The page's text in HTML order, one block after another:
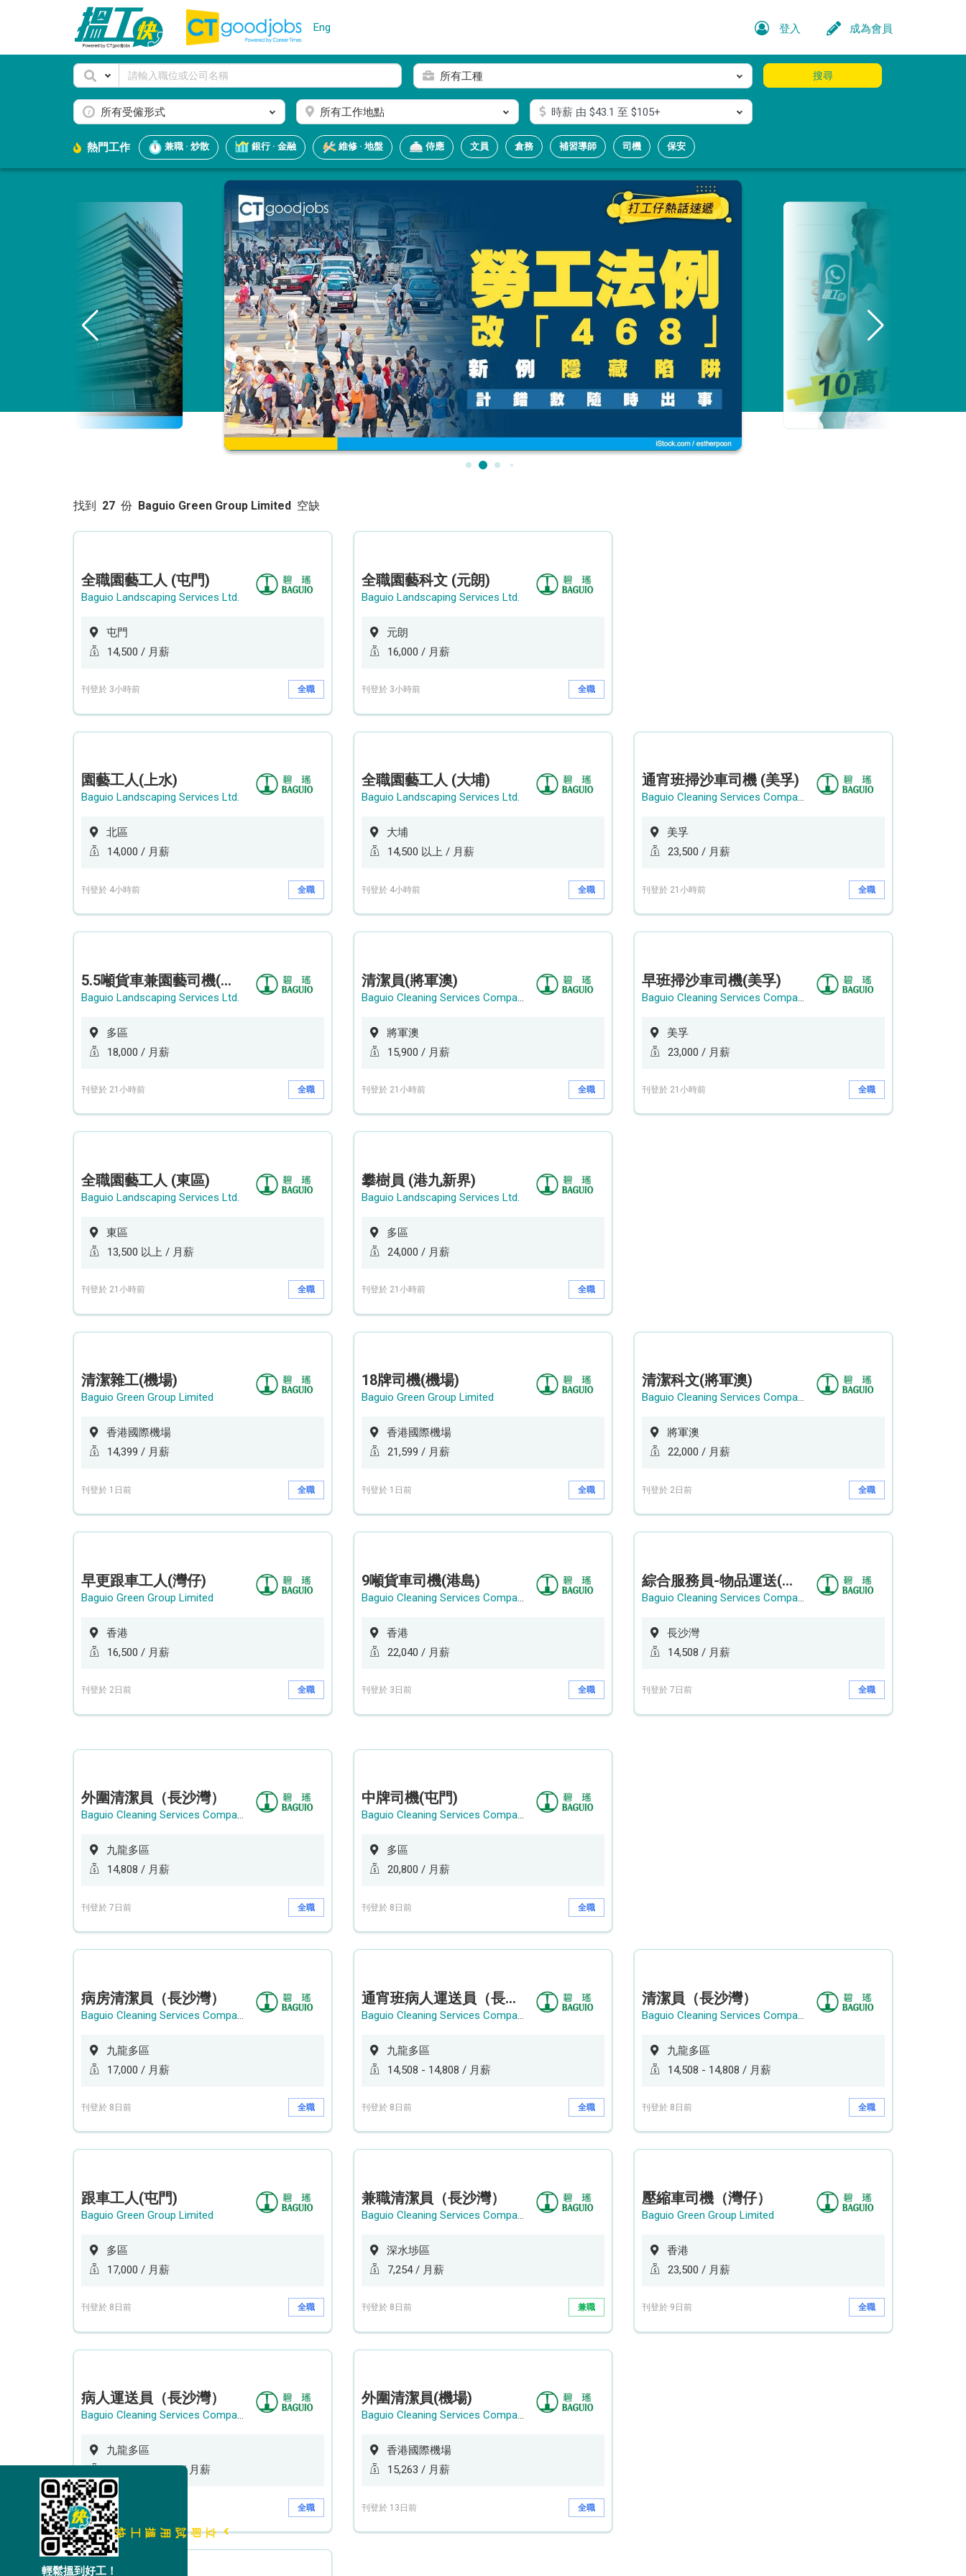
Eng 登入 成為會員
所有工種
所有受僱形式 所有工作地點 時薪由 $43.1 至 $105+
搜尋
熱門工作 兼職 · 炒散 銀行 · 金融 維修 · 地盤 侍應 文員 倉務 補習導師 司機 保安
找到 27 份 Baguio Green Group Limited 空缺
全職園藝工人 (屯門)
Baguio Landscaping Services Ltd.
屯門
14,500 / 月薪
刊登於 3小時前 全職
全職園藝科文 (元朗)
Baguio Landscaping Services Ltd.
元朗
16,000 / 月薪
刊登於 3小時前 全職
園藝工人(上水)
Baguio Landscaping Services Ltd.
北區
14,000 / 月薪
刊登於 4小時前 全職
全職園藝工人 (大埔)
Baguio Landscaping Services Ltd.
大埔
14,500 以上 / 月薪
刊登於 4小時前 全職
通宵班掃沙車司機 (美孚)
Baguio Cleaning Services Company Limited
美孚
23,500 / 月薪
刊登於 21小時前 全職
5.5噸貨車兼園藝司機(港九新界)
Baguio Landscaping Services Ltd.
多區
18,000 / 月薪
刊登於 21小時前 全職
清潔員(將軍澳)
Baguio Cleaning Services Company Limited
將軍澳
15,900 / 月薪
刊登於 21小時前 全職
早班掃沙車司機(美孚)
Baguio Cleaning Services Company Limited
美孚
23,000 / 月薪
刊登於 21小時前 全職
全職園藝工人 (東區)
Baguio Landscaping Services Ltd.
東區
13,500 以上 / 月薪
刊登於 21小時前 全職
攀樹員 (港九新界)
Baguio Landscaping Services Ltd.
多區
24,000 / 月薪
刊登於 21小時前 全職
清潔雜工(機場)
Baguio Green Group Limited
香港國際機場
14,399 / 月薪
刊登於 1日前 全職
18牌司機(機場)
Baguio Green Group Limited
香港國際機場
21,599 / 月薪
刊登於 1日前 全職
清潔科文(將軍澳)
Baguio Cleaning Services Company Limited
將軍澳
22,000 / 月薪
刊登於 2日前 全職
早更跟車工人(灣仔)
Baguio Green Group Limited
香港
16,500 / 月薪
刊登於 2日前 全職
9噸貨車司機(港島)
Baguio Cleaning Services Company Limited
香港
22,040 / 月薪
刊登於 3日前 全職
綜合服務員-物品運送(長沙灣)
Baguio Cleaning Services Company Limited
長沙灣
14,508 / 月薪
刊登於 7日前 全職
外圍清潔員（長沙灣）
Baguio Cleaning Services Company Limited
九龍多區
14,808 / 月薪
刊登於 7日前 全職
中牌司機(屯門)
Baguio Cleaning Services Company Limited
多區
20,800 / 月薪
刊登於 8日前 全職
病房清潔員（長沙灣）
Baguio Cleaning Services Company Limited
九龍多區
17,000 / 月薪
刊登於 8日前 全職
通宵班病人運送員（長沙灣）
Baguio Cleaning Services Company Limited
九龍多區
14,508 - 14,808 / 月薪
刊登於 8日前 全職
清潔員（長沙灣）
Baguio Cleaning Services Company Limited
九龍多區
14,508 - 14,808 / 月薪
刊登於 8日前 全職
跟車工人(屯門)
Baguio Green Group Limited
多區
17,000 / 月薪
刊登於 8日前 全職
兼職清潔員（長沙灣）
Baguio Cleaning Services Company Limited
深水埗區
7,254 / 月薪
刊登於 8日前 兼職
壓縮車司機（灣仔）
Baguio Green Group Limited
香港
23,500 / 月薪
刊登於 9日前 全職
病人運送員（長沙灣）
Baguio Cleaning Services Company Limited
九龍多區
14,508 - 14,808 / 月薪
刊登於 9日前 全職
外圍清潔員(機場)
Baguio Cleaning Services Company Limited
香港國際機場
15,263 / 月薪
刊登於 13日前 全職
輕鬆搵到好工！
立即試用搵工快